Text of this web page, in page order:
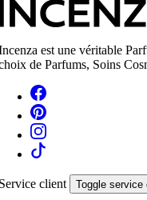
est une véritable
de Parfums, Soins
client Toggle service